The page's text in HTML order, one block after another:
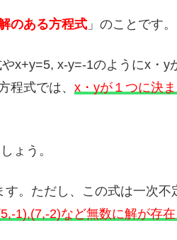
のある方程式 」のことです。
x+y=5, x-y=-1のようにx・y
程式では、 x・yが１つに決
ょう。
。ただし、この式は一次不
1),(7,-2)など無数に解が存